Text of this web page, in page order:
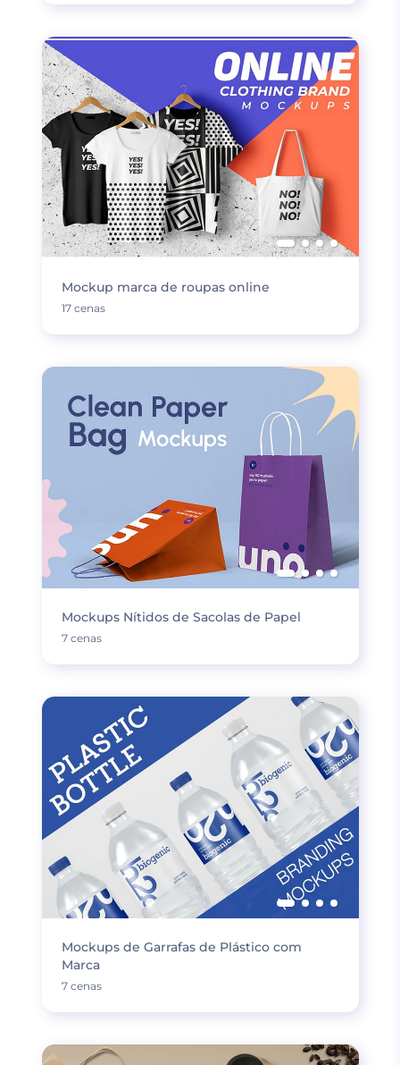
Mockup marca de roupas online
17 cenas
Mockups Nítidos de Sacolas de Papel
7 cenas
Mockups de Garrafas de Plástico com
Marca
7 cenas